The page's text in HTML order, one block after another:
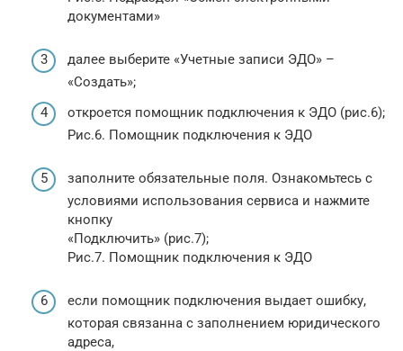
документами»
далее выберите «Учетные записи ЭДО» –
«Создать»;
откроется помощник подключения к ЭДО (рис.6);
Рис.6. Помощник подключения к ЭДО
заполните обязательные поля. Ознакомьтесь с
условиями использования сервиса и нажмите
кнопку
«Подключить» (рис.7);
Рис.7. Помощник подключения к ЭДО
если помощник подключения выдает ошибку,
которая связанна с заполнением юридического
адреса,